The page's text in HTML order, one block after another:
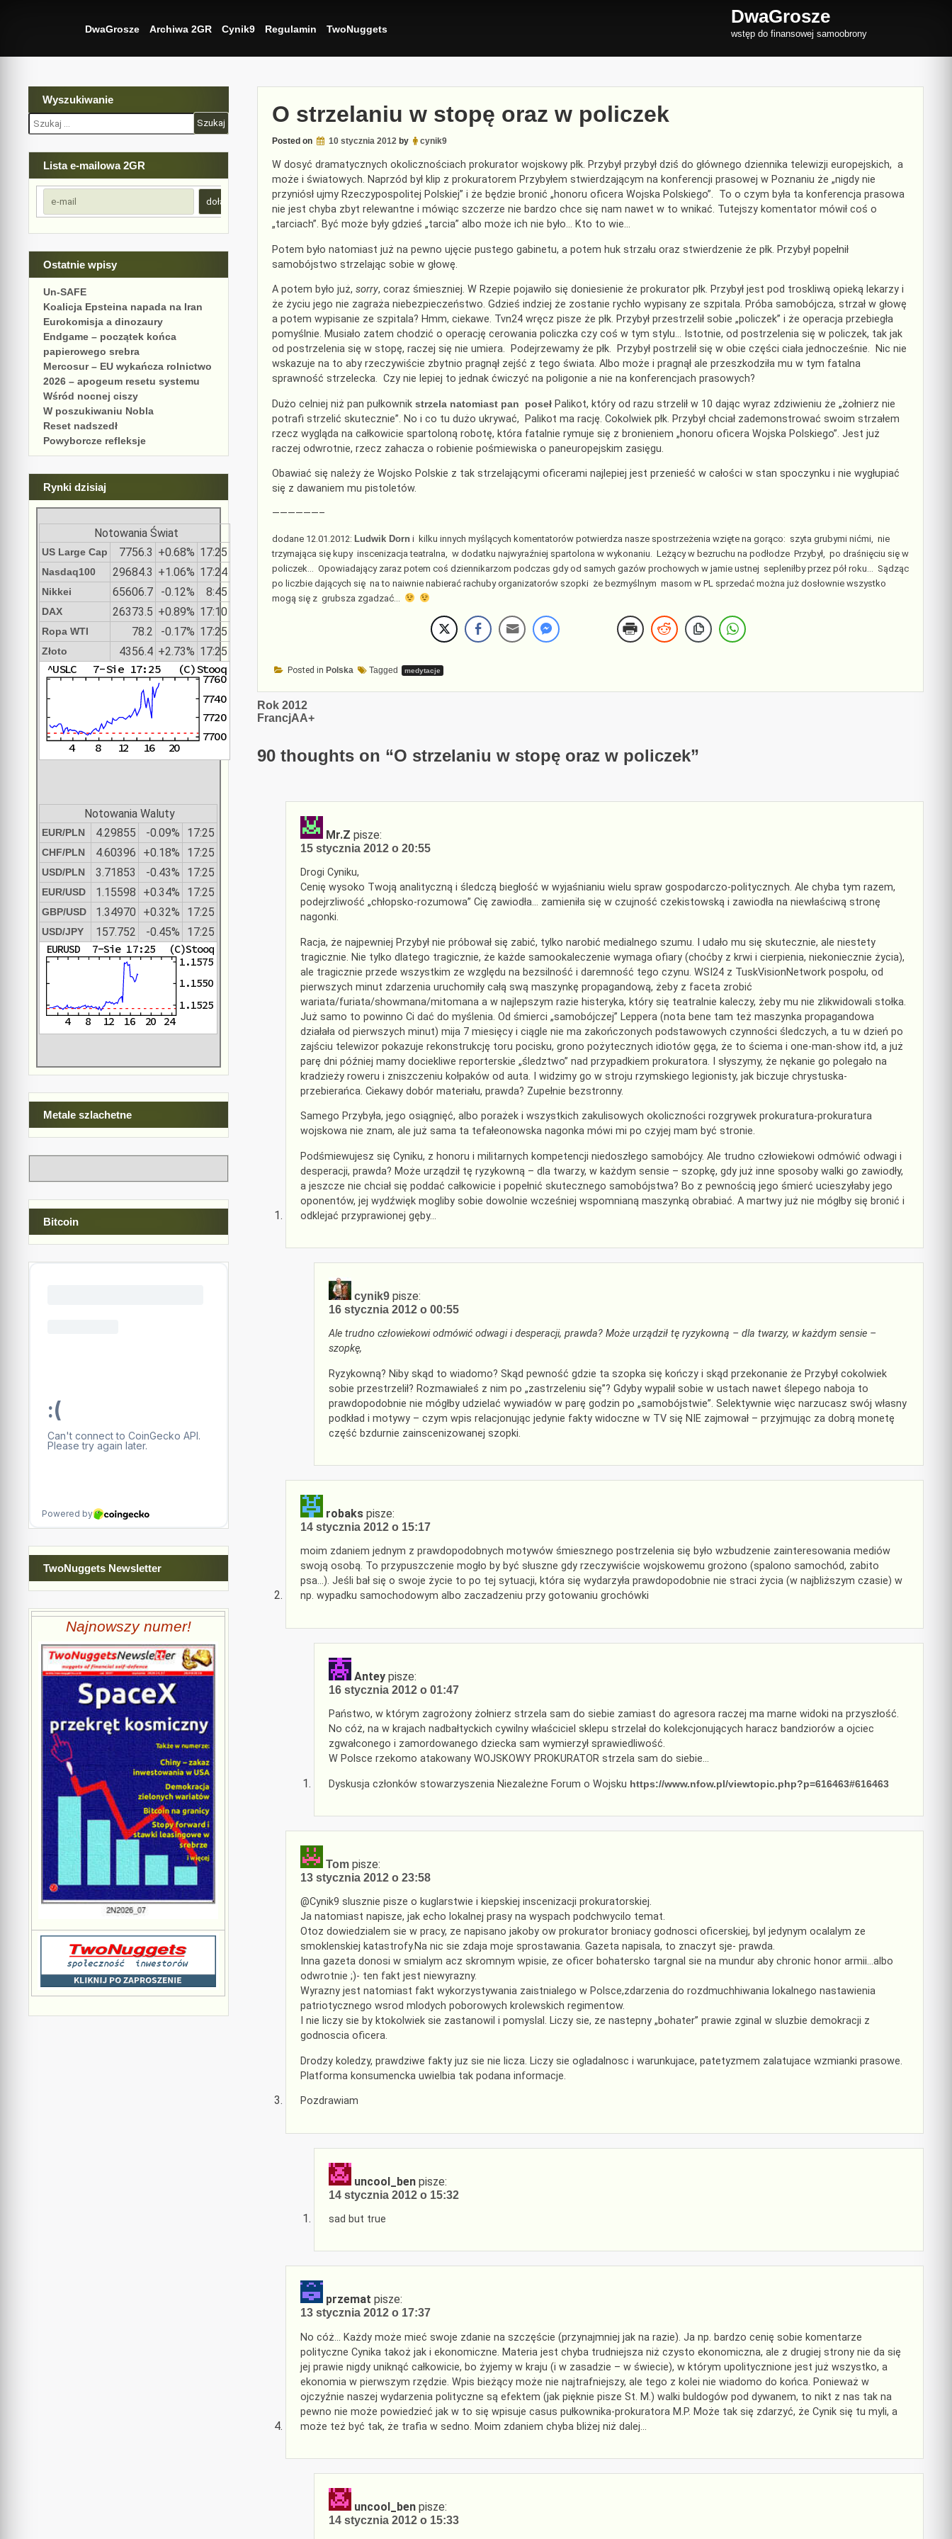
DwaGrosze Archiwa 2GR Cynik9 Regulamin TwoNuggets
DwaGrosze
wstęp do finansowej samoobrony
O strzelaniu w stopę oraz w policzek
Posted on 10 stycznia 2012by cynik9
W dosyć dramatycznych okolicznościach prokurator wojskowy płk. Przybył przybył dziś do głównego dziennika telewizji europejskich, a
może i światowych. Naprzód był klip z prokuratorem Przybyłem stwierdzającym na konferencji prasowej w Poznaniu że „nigdy nie
przyniósł ujmy Rzeczypospolitej Polskiej” i że będzie bronić „honoru oficera Wojska Polskiego”. To o czym była ta konferencja prasowa
nie jest chyba zbyt relewantne i mówiąc szczerze nie bardzo chce się nam nawet w to wnikać. Tutejszy komentator mówił coś o
„tarciach”. Być może były gdzieś „tarcia” albo może ich nie było… Kto to wie…
Potem było natomiast już na pewno ujęcie pustego gabinetu, a potem huk strzału oraz stwierdzenie że płk. Przybył popełnił
samobójstwo strzelając sobie w głowę.
A potem było już, sorry, coraz śmieszniej. W Rzepie pojawiło się doniesienie że prokurator płk. Przybył jest pod troskliwą opieką lekarzy i
że życiu jego nie zagraża niebezpieczeństwo. Gdzieś indziej że zostanie rychło wypisany ze szpitala. Próba samobójcza, strzał w głowę
a potem wypisanie ze szpitala? Hmm, ciekawe. Tvn24 wręcz pisze że płk. Przybył przestrzelił sobie „policzek” i że operacja przebiegła
pomyślnie. Musiało zatem chodzić o operację cerowania policzka czy coś w tym stylu… Istotnie, od postrzelenia się w policzek, tak jak
od postrzelenia się w stopę, raczej się nie umiera. Podejrzewamy że płk. Przybył postrzelił się w obie części ciała jednocześnie. Nic nie
wskazuje na to aby rzeczywiście zbytnio pragnął zejść z tego świata. Albo może i pragnął ale przeszkodziła mu w tym fatalna
sprawność strzelecka. Czy nie lepiej to jednak ćwiczyć na poligonie a nie na konferencjach prasowych?
Dużo celniej niż pan pułkownik strzela natomiast pan posełPalikot, który od razu strzelił w 10 dając wyraz zdziwieniu że „żołnierz nie
potrafi strzelić skutecznie”. No i co tu dużo ukrywać, Palikot ma rację. Cokolwiek płk. Przybył chciał zademonstrować swoim strzałem
rzecz wygląda na całkowicie spartoloną robotę, która fatalnie rymuje się z bronieniem „honoru oficera Wojska Polskiego”. Jest już
raczej odwrotnie, rzecz zahacza o robienie pośmiewiska o paneuropejskim zasięgu.
Obawiać się należy że Wojsko Polskie z tak strzelającymi oficerami najlepiej jest przenieść w całości w stan spoczynku i nie wygłupiać
się z dawaniem mu pistoletów.
——————–
dodane 12.01.2012: Ludwik Dorni kilku innych myślących komentatorów potwierdza nasze spostrzeżenia wzięte na gorąco: szyta grubymi nićmi, nie
trzymająca się kupy inscenizacja teatralna, w dodatku najwyraźniej spartolona w wykonaniu. Leżący w bezruchu na podłodze Przybył, po draśnięciu się w
policzek… Opowiadający zaraz potem coś dziennikarzom podczas gdy od samych gazów prochowych w jamie ustnej sepleniłby przez pół roku… Sądząc
po liczbie dających się na to naiwnie nabierać rachuby organizatorów szopki że bezmyślnym masom w PL sprzedać można już dosłownie wszystko
mogą się z grubsza zgadzać…
Posted in Polska Tagged medytacje
Nawigacja
wpisu
Rok 2012
FrancjAA+
90 thoughts on “O strzelaniu w stopę oraz w policzek”
Mr.Z pisze:
15 stycznia 2012 o 20:55
Drogi Cyniku,
Cenię wysoko Twoją analityczną i śledczą biegłość w wyjaśnianiu wielu spraw gospodarczo-politycznych. Ale chyba tym razem,
podejrzliwość „chłopsko-rozumowa” Cię zawiodła… zamieniła się w czujność czekistowską i zawiodła na niewłaściwą stronę
nagonki.
Racja, że najpewniej Przybył nie próbował się zabić, tylko narobić medialnego szumu. I udało mu się skutecznie, ale niestety
tragicznie. Nie tylko dlatego tragicznie, że każde samookaleczenie wymaga ofiary (choćby z krwi i cierpienia, niekoniecznie życia),
ale tragicznie przede wszystkim ze względu na bezsilność i daremność tego czynu. WSI24 z TuskVisionNetwork pospołu, od
pierwszych minut zdarzenia uruchomiły całą swą maszynkę propagandową, żeby z faceta zrobić
wariata/furiata/showmana/mitomana a w najlepszym razie histeryka, który się teatralnie kaleczy, żeby mu nie zlikwidowali stołka.
Już samo to powinno Ci dać do myślenia. Od śmierci „samobójczej” Leppera (nota bene tam też maszynka propagandowa
działała od pierwszych minut) mija 7 miesięcy i ciągle nie ma zakończonych podstawowych czynności śledczych, a tu w dzień po
zajściu telewizor pokazuje rekonstrukcję toru pocisku, grono pożytecznych idiotów gęga, że to ściema i one-man-show itd, a już
parę dni później mamy dociekliwe reporterskie „śledztwo” nad przypadkiem prokuratora. I słyszymy, że nękanie go polegało na
kradzieży roweru i zniszczeniu kołpaków od auta. I widzimy go w stroju rzymskiego legionisty, jak biczuje chrystuska-
przebierańca. Ciekawy dobór materiału, prawda? Zupełnie bezstronny.
Samego Przybyła, jego osiągnięć, albo porażek i wszystkich zakulisowych okoliczności rozgrywek prokuratura-prokuratura
wojskowa nie znam, ale już sama ta tefałeonowska nagonka mówi mi po czyjej mam być stronie.
Podśmiewujesz się Cyniku, z honoru i militarnych kompetencji niedoszłego samobójcy. Ale trudno człowiekowi odmówić odwagi i
desperacji, prawda? Może urządził tę ryzykowną – dla twarzy, w każdym sensie – szopkę, gdy już inne sposoby walki go zawiodły,
a jeszcze nie chciał się poddać całkowicie i popełnić skutecznego samobójstwa? Bo z pewnością jego śmierć ucieszyłaby jego
oponentów, jej wydźwięk mogliby sobie dowolnie wcześniej wspomnianą maszynką obrabiać. A martwy już nie mógłby się bronić i
odklejać przyprawionej gęby…
cynik9 pisze:
16 stycznia 2012 o 00:55
Ale trudno człowiekowi odmówić odwagi i desperacji, prawda? Może urządził tę ryzykowną – dla twarzy, w każdym sensie –
szopkę,
Ryzykowną? Niby skąd to wiadomo? Skąd pewność gdzie ta szopka się kończy i skąd przekonanie że Przybył cokolwiek
sobie przestrzelił? Rozmawiałeś z nim po „zastrzeleniu się”? Gdyby wypalił sobie w ustach nawet ślepego naboja to
prawdopodobnie nie mógłby udzielać wywiadów w parę godzin po „samobójstwie”. Selektywnie więc narzucasz swój własny
podkład i motywy – czym wpis relacjonując jedynie fakty widoczne w TV się NIE zajmował – przyjmując za dobrą monetę
część bzdurnie zainscenizowanej szopki.
robaks pisze:
14 stycznia 2012 o 15:17
moim zdaniem jednym z prawdopodobnych motywów śmiesznego postrzelenia się było wzbudzenie zainteresowania mediów
swoją osobą. To przypuszczenie mogło by być słuszne gdy rzeczywiście wojskowemu grożono (spalono samochód, zabito
psa…). Jeśli bał się o swoje życie to po tej sytuacji, która się wydarzyła prawdopodobnie nie straci życia (w najbliższym czasie) w
np. wypadku samochodowym albo zaczadzeniu przy gotowaniu grochówki
Antey pisze:
16 stycznia 2012 o 01:47
Państwo, w którym zagrożony żołnierz strzela sam do siebie zamiast do agresora raczej ma marne widoki na przyszłość.
No cóż, na w krajach nadbałtyckich cywilny właściciel sklepu strzelał do kolekcjonujących haracz bandziorów a ojciec
zgwałconego i zamordowanego dziecka sam wymierzył sprawiedliwość.
W Polsce rzekomo atakowany WOJSKOWY PROKURATOR strzela sam do siebie…
Dyskusja członków stowarzyszenia Niezależne Forum o Wojsku https://www.nfow.pl/viewtopic.php?p=616463#616463
Tom pisze:
13 stycznia 2012 o 23:58
@Cynik9 slusznie pisze o kuglarstwie i kiepskiej inscenizacji prokuratorskiej.
Ja natomiast napisze, jak echo lokalnej prasy na wyspach podchwycilo temat.
Otoz dowiedzialem sie w pracy, ze napisano jakoby ow prokurator broniacy godnosci oficerskiej, byl jedynym ocalalym ze
smoklenskiej katastrofy.Na nic sie zdaja moje sprostawania. Gazeta napisala, to znaczyt sje- prawda.
Inna gazeta donosi w smialym acz skromnym wpisie, ze oficer bohatersko targnal sie na mundur aby chronic honor armii…albo
odwrotnie ;)- ten fakt jest niewyrazny.
Wyrazny jest natomiast fakt wykorzystywania zaistnialego w Polsce,zdarzenia do rozdmuchhiwania lokalnego nastawienia
patriotycznego wsrod mlodych poborowych krolewskich regimentow.
I nie liczy sie by ktokolwiek sie zastanowil i pomyslal. Liczy sie, ze nastepny „bohater” prawie zginal w sluzbie demokracji z
godnoscia oficera.
Drodzy koledzy, prawdziwe fakty juz sie nie licza. Liczy sie ogladalnosc i warunkujace, patetyzmem zalatujace wzmianki prasowe.
Platforma konsumencka uwielbia tak podana informacje.
Pozdrawiam
uncool_ben pisze:
14 stycznia 2012 o 15:32
sad but true
przemat pisze:
13 stycznia 2012 o 17:37
No cóż… Każdy może mieć swoje zdanie na szczęście (przynajmniej jak na razie). Ja np. bardzo cenię sobie komentarze
polityczne Cynika takoż jak i ekonomiczne. Materia jest chyba trudniejsza niż czysto ekonomiczna, ale z drugiej strony nie da się
jej prawie nigdy uniknąć całkowicie, bo żyjemy w kraju (i w zasadzie – w świecie), w którym upolitycznione jest już wszystko, a
ekonomia w pierwszym rzędzie. Wpis bieżący może nie najtrafniejszy, ale tego z kolei nie wiadomo do końca. Ponieważ w
ojczyźnie naszej wydarzenia polityczne są efektem (jak pięknie pisze St. M.) walki buldogów pod dywanem, to nikt z nas tak na
pewno nie może powiedzieć jak w to się wpisuje casus pułkownika-prokuratora M.P. Może tak się zdarzyć, że Cynik się tu myli, a
może też być tak, że trafia w sedno. Moim zdaniem chyba bliżej niż dalej…
uncool_ben pisze:
14 stycznia 2012 o 15:33
Wyszukiwanie
Szukaj:
Lista e-mailowa 2GR
Ostatnie wpisy
Un-SAFE
Koalicja Epsteina napada na Iran
Eurokomisja a dinozaury
Endgame – początek końca
papierowego srebra
Mercosur – EU wykańcza rolnictwo
2026 – apogeum resetu systemu
Wśród nocnej ciszy
W poszukiwaniu Nobla
Reset nadszedł
Powyborcze refleksje
Rynki dzisiaj
Notowania Świat
US Large Cap 7756.3 +0.68% 17:25
Nasdaq100 29684.3 +1.06% 17:24
Nikkei 65606.7 -0.12% 8:45
DAX 26373.5 +0.89% 17:10
Ropa WTI 78.2 -0.17% 17:25
Złoto 4356.4 +2.73% 17:25
Notowania Waluty
EUR/PLN 4.29855 -0.09% 17:25
CHF/PLN 4.60396 +0.18% 17:25
USD/PLN 3.71853 -0.43% 17:25
EUR/USD 1.15598 +0.34% 17:25
GBP/USD 1.34970 +0.32% 17:25
USD/JPY 157.752 -0.45% 17:25
Metale szlachetne
Bitcoin
TwoNuggets Newsletter
Najnowszy numer!